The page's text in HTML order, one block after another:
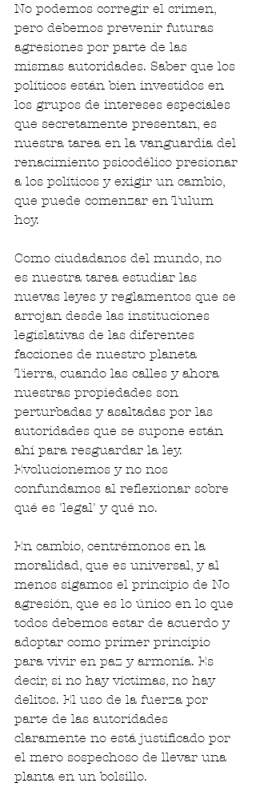
No podemos corregir el crimen,
pero debemos prevenir futuras
agresiones por parte de las
mismas autoridades. Saber que los
políticos están bien investidos en
los grupos de intereses especiales
que secretamente presentan, es
nuestra tarea en la vanguardia del
renacimiento psicodélico presionar
a los políticos y exigir un cambio,
que puede comenzar en Tulum
hoy.
Como ciudadanos del mundo, no
es nuestra tarea estudiar las
nuevas leyes y reglamentos que se
arrojan desde las instituciones
legislativas de las diferentes
facciones de nuestro planeta
Tierra, cuando las calles y ahora
nuestras propiedades son
perturbadas y asaltadas por las
autoridades que se supone están
ahí para resguardar la ley.
Evolucionemos y no nos
confundamos al reflexionar sobre
qué es 'legal' y qué no.
En cambio, centrémonos en la
moralidad, que es universal, y al
menos sigamos el principio de No
agresión, que es lo único en lo que
todos debemos estar de acuerdo y
adoptar como primer principio
para vivir en paz y armonía. Es
decir, si no hay víctimas, no hay
delitos. El uso de la fuerza por
parte de las autoridades
claramente no está justificado por
el mero sospechoso de llevar una
planta en un bolsillo.